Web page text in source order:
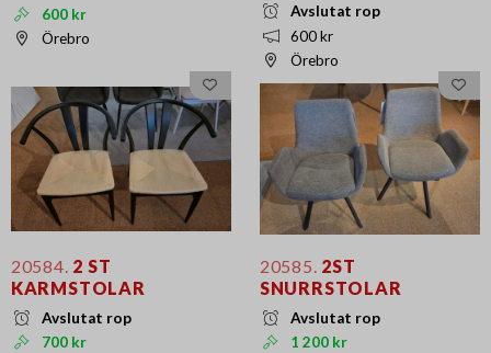
600 kr
Örebro
Avslutat rop
600 kr
Örebro
20584. 2 ST
KARMSTOLAR
Avslutat rop
700 kr
20585. 2ST
SNURRSTOLAR
Avslutat rop
1 200 kr